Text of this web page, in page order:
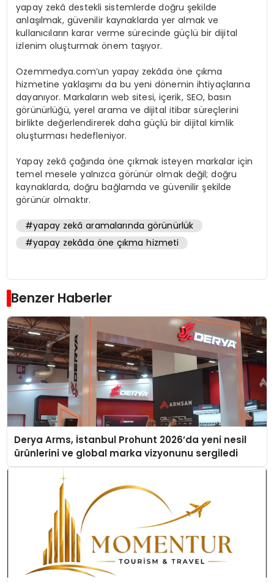
yapay zekâ destekli sistemlerde doğru şekilde
anlaşılmak, güvenilir kaynaklarda yer almak ve
kullanıcıların karar verme sürecinde güçlü bir dijital
izlenim oluşturmak önem taşıyor.
Ozemmedya.com’un yapay zekâda öne çıkma
hizmetine yaklaşımı da bu yeni dönemin ihtiyaçlarına
dayanıyor. Markaların web sitesi, içerik, SEO, basın
görünürlüğü, yerel arama ve dijital itibar süreçlerini
birlikte değerlendirerek daha güçlü bir dijital kimlik
oluşturması hedefleniyor.
Yapay zekâ çağında öne çıkmak isteyen markalar için
temel mesele yalnızca görünür olmak değil; doğru
kaynaklarda, doğru bağlamda ve güvenilir şekilde
görünür olmaktır.
#yapay zekâ aramalarında görünürlük
#yapay zekâda öne çıkma hizmeti
Benzer Haberler
Derya Arms, İstanbul Prohunt 2026’da yeni nesil
ürünlerini ve global marka vizyonunu sergiledi